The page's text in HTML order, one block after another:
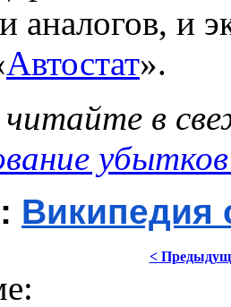
аналогов, и
Автостат».
в
Википедия
<